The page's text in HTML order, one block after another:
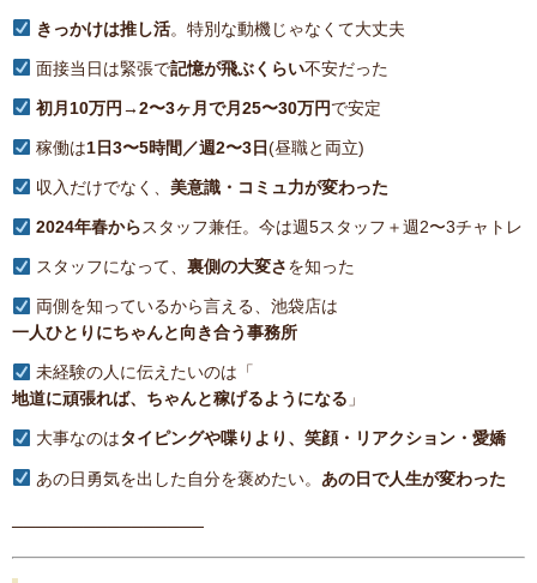
きっかけは推し活。特別な動機じゃなくて大丈夫
面接当日は緊張で記憶が飛ぶくらい不安だった
初月10万円→2〜3ヶ月で月25〜30万円で安定
稼働は1日3〜5時間／週2〜3日(昼職と両立)
収入だけでなく、 美意識・コミュ力が変わった
2024年春からスタッフ兼任。今は週5スタッフ＋週2〜3チャトレ
スタッフになって、 裏側の大変さを知った
両側を知っているから言える、池袋店は
一人ひとりにちゃんと向き合う事務所
未経験の人に伝えたいのは「
地道に頑張れば、ちゃんと稼げるようになる 」
大事なのはタイピングや喋りより、笑顔・リアクション・愛嬌
あの日勇気を出した自分を褒めたい。 あの日で人生が変わった
────────────────